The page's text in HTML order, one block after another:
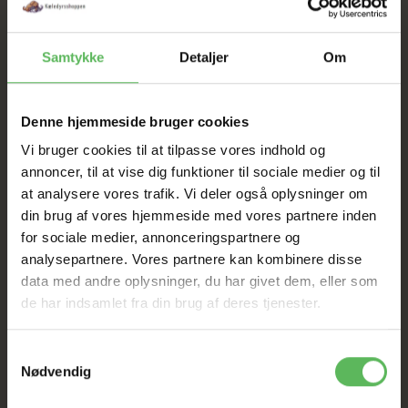
Samtykke Detaljer Om
Denne hjemmeside bruger cookies
Vi bruger cookies til at tilpasse vores indhold og
annoncer, til at vise dig funktioner til sociale medier og til
at analysere vores trafik. Vi deler også oplysninger om
din brug af vores hjemmeside med vores partnere inden
for sociale medier, annonceringspartnere og
analysepartnere. Vores partnere kan kombinere disse
data med andre oplysninger, du har givet dem, eller som
de har indsamlet fra din brug af deres tjenester.
Nødvendig
Tilbud GÆLDER IKKE
I FYSISK BUTIKKERE
ANDRE KØBTE OGSÅ
Køb 3+ og få 3% rabat